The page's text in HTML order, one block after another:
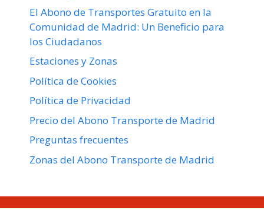
El Abono de Transportes Gratuito en la
Comunidad de Madrid: Un Beneficio para
los Ciudadanos
Estaciones y Zonas
Política de Cookies
Política de Privacidad
Precio del Abono Transporte de Madrid
Preguntas frecuentes
Zonas del Abono Transporte de Madrid